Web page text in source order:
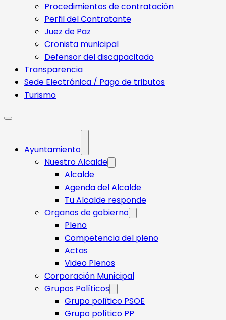
Procedimientos de contratación
Perfil del Contratante
Juez de Paz
Cronista municipal
Defensor del discapacitado
Transparencia
Sede Electrónica / Pago de tributos
Turismo
Ayuntamiento
Nuestro Alcalde
Alcalde
Agenda del Alcalde
Tu Alcalde responde​
Organos de gobierno
Pleno
Competencia del pleno
Actas
Video Plenos
Corporación Municipal
Grupos Políticos
Grupo político PSOE
Grupo político PP